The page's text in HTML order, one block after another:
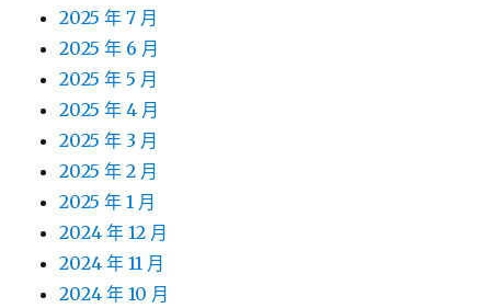
2025 年 7 月
2025 年 6 月
2025 年 5 月
2025 年 4 月
2025 年 3 月
2025 年 2 月
2025 年 1 月
2024 年 12 月
2024 年 11 月
2024 年 10 月